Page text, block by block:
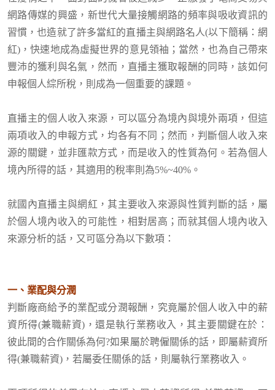
網路傳媒的興盛，新世代大量接觸網路的頻率與吸收資訊的
習慣，也造就了許多當紅的直播主與網路名人(以下簡稱：網
紅)，快速地成為虛擬世界的意見領袖；當然，也為自己帶來
豐沛的獲利與名氣，然而，直播主獲取報酬的同時，該如何
申報個人綜所稅，則成為一個重要的課題。
直播主的個人收入來源，可以區分為境內與境外兩項，但這
兩項收入的申報方式，均各有不同；然而，判斷個人收入來
源的關鍵，並非匯款方式，而是收入的性質為何。若為個人
境內所得的話，其適用的稅率則為5%~40%。
就國內直播主與網紅，其主要收入來源與性質判斷的話，屬
於個人境內收入的可能性，相對居高；而就其個人境內收入
來源分析的話，又可區分為以下數項：
一、業配與分潤
判斷廠商給予的業配或分潤報酬，究竟屬於個人收入中的薪
資所得(兼職薪資)，還是執行業務收入，其主要關鍵在於：
彼此間的合作關係為何?如果屬於聘僱關係的話，即屬薪資所
得(兼職薪資)，若屬委任關係的話，則屬執行業務收入。